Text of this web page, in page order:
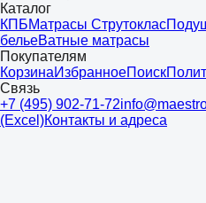
Каталог
КПБМатрасы Струтоклас
бельеВатные матрасы
Покупателям
КорзинаИзбранноеПоиск
Связь
+7 (495) 902-71-72
(Excel)Контакты и адреса